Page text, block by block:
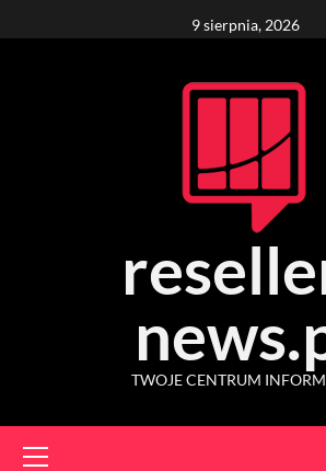
to
9 sierpnia, 2026
TWOJE CENTRUM
Menu